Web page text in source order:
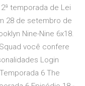
temporada de Lei
28 de setembro de
Nine-Nine 6x18.
você confere
Login
6 The